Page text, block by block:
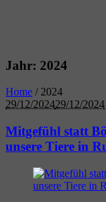
Jahr: 2024
Home /2024
29/12/202429/12/2024
Mitgefühl statt
unsere Tiere in